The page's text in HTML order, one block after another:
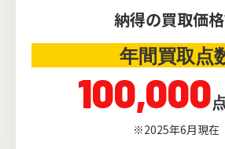
納得の買取価
年間買取点
100,000
※2025年6月現在